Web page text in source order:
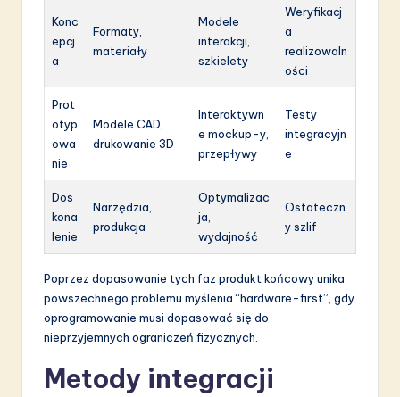
Konc
epcj
a
Formaty,
materiały
Modele
interakcji,
szkielety
Weryfikacj
a
realizowaln
ości
Prot
otyp
owa
nie
Modele CAD,
drukowanie 3D
Interaktywn
e mockup-y,
przepływy
Testy
integracyjn
e
Dos
kona
lenie
Narzędzia,
produkcja
Optymalizac
ja,
wydajność
Ostateczn
y szlif
Poprzez dopasowanie tych faz produkt końcowy unika
powszechnego problemu myślenia “hardware-first”, gdy
oprogramowanie musi dopasować się do
nieprzyjemnych ograniczeń fizycznych.
Metody integracji